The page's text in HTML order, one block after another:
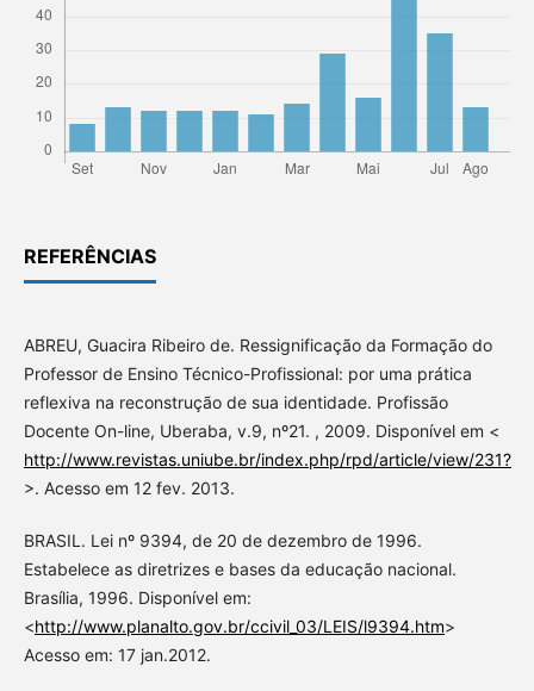
REFERÊNCIAS
ABREU, Guacira Ribeiro de. Ressignificação da Formação do
Professor de Ensino Técnico-Profissional: por uma prática
reflexiva na reconstrução de sua identidade. Profissão
Docente On-line, Uberaba, v.9, nº21. , 2009. Disponível em <
http://www.revistas.uniube.br/index.php/rpd/article/view/231?
>. Acesso em 12 fev. 2013.
BRASIL. Lei nº 9394, de 20 de dezembro de 1996.
Estabelece as diretrizes e bases da educação nacional.
Brasília, 1996. Disponível em:
<http://www.planalto.gov.br/ccivil_03/LEIS/l9394.htm>
Acesso em: 17 jan.2012.